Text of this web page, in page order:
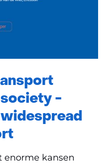
society -
enorme kansen